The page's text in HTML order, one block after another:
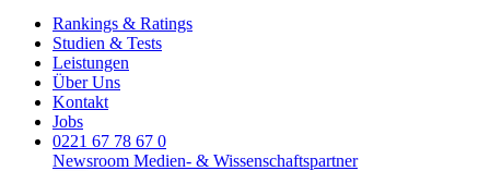
Rankings & Ratings
Studien & Tests
Leistungen
Über Uns
Kontakt
Jobs
0221 67 78 67 0
Newsroom Medien- & Wissenschaftspartner